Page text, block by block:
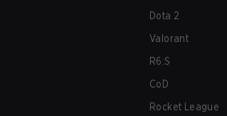
Dota 2
Valorant
R6:S
CoD
Rocket League